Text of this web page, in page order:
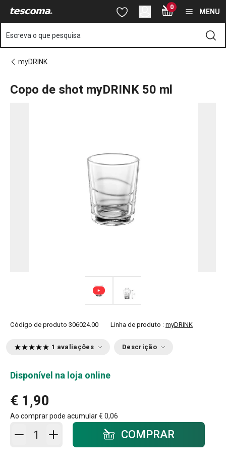
Está na página Copo de shot myDRINK 50 ml
Saltar para o conteúdo principal
Saltar para a pesquisa
Saltar para a navegação 0
MENU
Escreva o que pesquisa
myDRINK
Copo de shot myDRINK 50 ml
Código de produto 306024.00 Linha de produto : myDRINK
1 avaliações Descrição
Disponível na loja online
€ 1,90
Ao comprar pode acumular€ 0,06
Adicionar ao carrinho - quantidadeCOMPRAR